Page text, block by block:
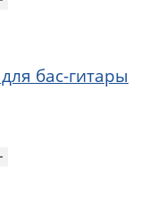
бас-гитары